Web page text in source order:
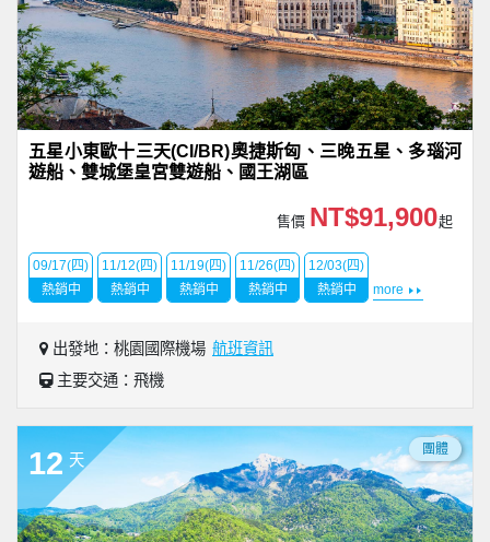
五星小東歐十三天(CI/BR)奧捷斯匈、三晚五星、多瑙河
遊船、雙城堡皇宮雙遊船、國王湖區
售價 NT$91,900起
09/17(四)
熱銷中
11/12(四)
熱銷中
11/19(四)
熱銷中
11/26(四)
熱銷中
12/03(四)
熱銷中
more
出發地：桃園國際機場 航班資訊
主要交通：飛機
12 天
團體